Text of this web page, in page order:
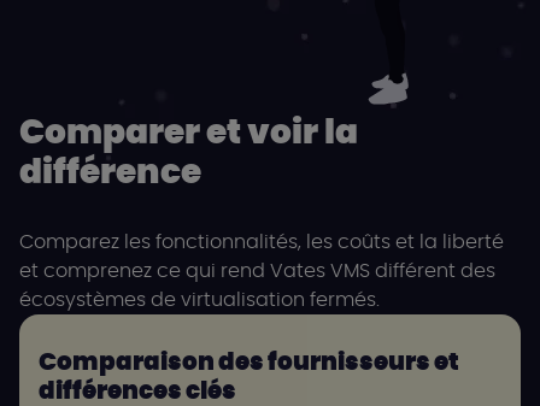
Comparer et voir la
différence
Comparez les fonctionnalités, les coûts et la liberté
et comprenez ce qui rend Vates VMS différent des
écosystèmes de virtualisation fermés.
Comparaison des fournisseurs et
différences clés